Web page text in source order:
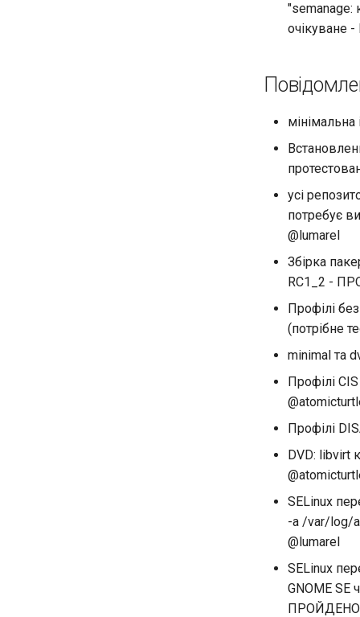
"semanage:
очікуване -
усі
потребує
@lumarel
Збірка
RC1_2 -
Профілі
(потрібне
minimal та
Профілі
Профілі
DVD: libvirt
SELinux
-a /var/log/
@lumarel
SELinux
GNOME SE
ПРОЙДЕНО